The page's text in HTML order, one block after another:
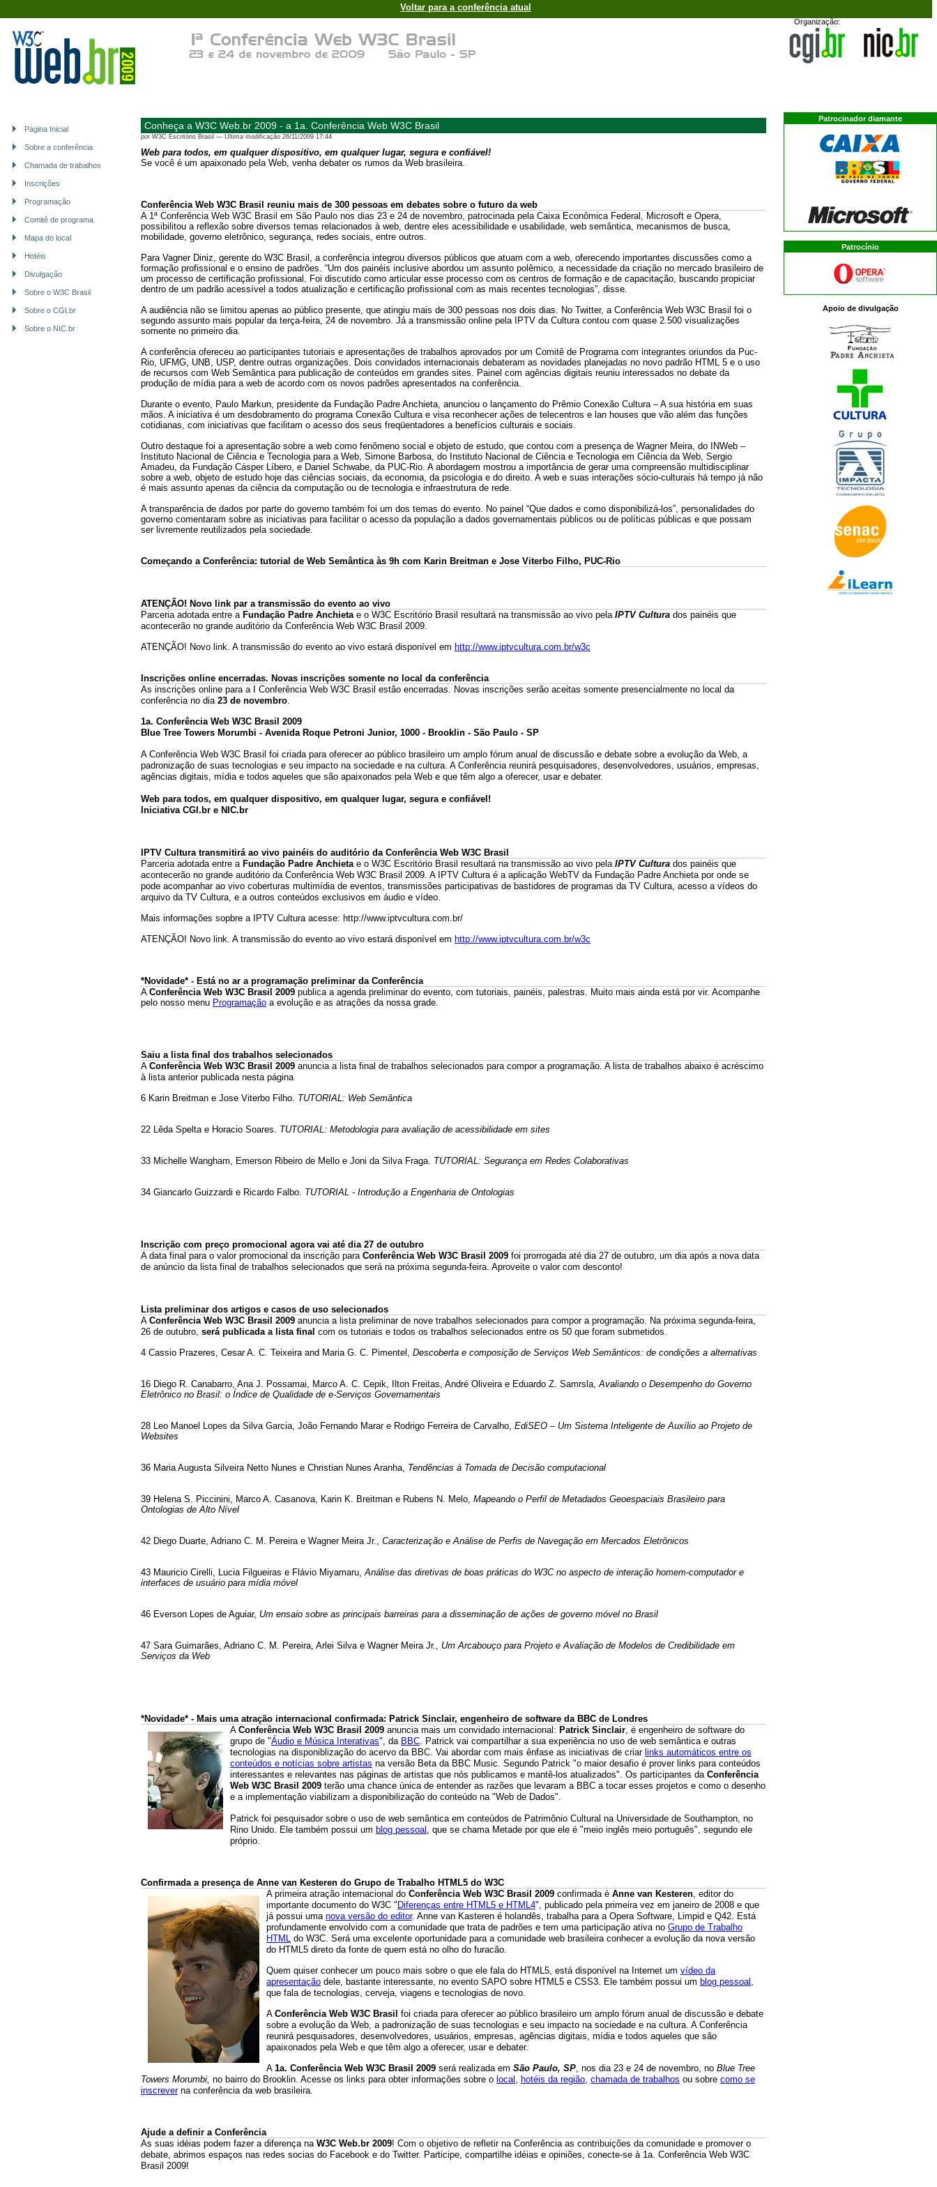
Voltar para a conferência atual
Organização:
Página Inicial
Sobre a conferência
Chamada de trabalhos
Inscrições
Programação
Comitê de programa
Mapa do local
Hotéis
Divulgação
Sobre o W3C Brasil
Sobre o CGI.br
Sobre o NIC.br
Conheça a W3C Web.br 2009 - a 1a. Conferência Web W3C Brasil
por W3C Escritório Brasil — Última modificação 26/11/2009 17:44
Web para todos, em qualquer dispositivo, em qualquer lugar, segura e confiável!
Se você é um apaixonado pela Web, venha debater os rumos da Web brasileira.
Conferência Web W3C Brasil reuniu mais de 300 pessoas em debates sobre o futuro da web
A 1ª Conferência Web W3C Brasil em São Paulo nos dias 23 e 24 de novembro, patrocinada pela Caixa Econômica Federal, Microsoft e Opera,
possibilitou a reflexão sobre diversos temas relacionados à web, dentre eles acessibilidade e usabilidade, web semântica, mecanismos de busca,
mobilidade, governo eletrônico, segurança, redes sociais, entre outros.
Para Vagner Diniz, gerente do W3C Brasil, a conferência integrou diversos públicos que atuam com a web, oferecendo importantes discussões como a
formação profissional e o ensino de padrões. “Um dos painéis inclusive abordou um assunto polêmico, a necessidade da criação no mercado brasileiro de
um processo de certificação profissional. Foi discutido como articular esse processo com os centros de formação e de capacitação, buscando propiciar
dentro de um padrão acessível a todos atualização e certificação profissional com as mais recentes tecnologias”, disse.
A audiência não se limitou apenas ao público presente, que atingiu mais de 300 pessoas nos dois dias. No Twitter, a Conferência Web W3C Brasil foi o
segundo assunto mais popular da terça-feira, 24 de novembro. Já a transmissão online pela IPTV da Cultura contou com quase 2.500 visualizações
somente no primeiro dia.
A conferência ofereceu ao participantes tutoriais e apresentações de trabalhos aprovados por um Comitê de Programa com integrantes oriundos da Puc-
Rio, UFMG, UNB, USP, dentre outras organizações. Dois convidados internacionais debateram as novidades planejadas no novo padrão HTML 5 e o uso
de recursos com Web Semântica para publicação de conteúdos em grandes sites. Painel com agências digitais reuniu interessados no debate da
produção de mídia para a web de acordo com os novos padrões apresentados na conferência.
Durante o evento, Paulo Markun, presidente da Fundação Padre Anchieta, anunciou o lançamento do Prêmio Conexão Cultura – A sua história em suas
mãos. A iniciativa é um desdobramento do programa Conexão Cultura e visa reconhecer ações de telecentros e lan houses que vão além das funções
cotidianas, com iniciativas que facilitam o acesso dos seus freqüentadores a benefícios culturais e sociais.
Outro destaque foi a apresentação sobre a web como fenômeno social e objeto de estudo, que contou com a presença de Wagner Meira, do INWeb –
Instituto Nacional de Ciência e Tecnologia para a Web, Simone Barbosa, do Instituto Nacional de Ciência e Tecnologia em Ciência da Web, Sergio
Amadeu, da Fundação Cásper Líbero, e Daniel Schwabe, da PUC-Rio. A abordagem mostrou a importância de gerar uma compreensão multidisciplinar
sobre a web, objeto de estudo hoje das ciências sociais, da economia, da psicologia e do direito. A web e suas interações sócio-culturais há tempo já não
é mais assunto apenas da ciência da computação ou de tecnologia e infraestrutura de rede.
A transparência de dados por parte do governo também foi um dos temas do evento. No painel “Que dados e como disponibilizá-los”, personalidades do
governo comentaram sobre as iniciativas para facilitar o acesso da população a dados governamentais públicos ou de políticas públicas e que possam
ser livremente reutilizados pela sociedade.
Começando a Conferência: tutorial de Web Semântica às 9h com Karin Breitman e Jose Viterbo Filho, PUC-Rio
ATENÇÃO! Novo link par a transmissão do evento ao vivo
Parceria adotada entre a Fundação Padre Anchietae o W3C Escritório Brasil resultará na transmissão ao vivo pela IPTV Cultura dos painéis que
acontecerão no grande auditório da Conferência Web W3C Brasil 2009.
ATENÇÃO! Novo link. A transmissão do evento ao vivo estará disponível em http://www.iptvcultura.com.br/w3c
Inscrições online encerradas. Novas inscrições somente no local da conferência
As inscrições online para a I Conferência Web W3C Brasil estão encerradas. Novas inscrições serão aceitas somente presencialmente no local da
conferência no dia 23 de novembro.
1a. Conferência Web W3C Brasil 2009
Blue Tree Towers Morumbi - Avenida Roque Petroni Junior, 1000 - Brooklin - São Paulo - SP
A Conferência Web W3C Brasil foi criada para oferecer ao público brasileiro um amplo fórum anual de discussão e debate sobre a evolução da Web, a
padronização de suas tecnologias e seu impacto na sociedade e na cultura. A Conferência reunirá pesquisadores, desenvolvedores, usuários, empresas,
agências digitais, mídia e todos aqueles que são apaixonados pela Web e que têm algo a oferecer, usar e debater.
Web para todos, em qualquer dispositivo, em qualquer lugar, segura e confiável!
Iniciativa CGI.br e NIC.br
IPTV Cultura transmitirá ao vivo painéis do auditório da Conferência Web W3C Brasil
Parceria adotada entre a Fundação Padre Anchieta e o W3C Escritório Brasil resultará na transmissão ao vivo pela IPTV Cultura dos painéis que
acontecerão no grande auditório da Conferência Web W3C Brasil 2009. A IPTV Cultura é a aplicação WebTV da Fundação Padre Anchieta por onde se
pode acompanhar ao vivo coberturas multimídia de eventos, transmissões participativas de bastidores de programas da TV Cultura, acesso a vídeos do
arquivo da TV Cultura, e a outros conteúdos exclusivos em áudio e vídeo.
Mais informações sopbre a IPTV Cultura acesse: http://www.iptvcultura.com.br/
ATENÇÃO! Novo link. A transmissão do evento ao vivo estará disponível em http://www.iptvcultura.com.br/w3c
*Novidade* - Está no ar a programação preliminar da Conferência
A Conferência Web W3C Brasil 2009 publica a agenda preliminar do evento, com tutoriais, painéis, palestras. Muito mais ainda está por vir. Acompanhe
pelo nosso menu Programação a evolução e as atrações da nossa grade.
Saiu a lista final dos trabalhos selecionados
A Conferência Web W3C Brasil 2009 anuncia a lista final de trabalhos selecionados para compor a programação. A lista de trabalhos abaixo é acréscimo
à lista anterior publicada nesta página
6 Karin Breitman e Jose Viterbo Filho. TUTORIAL: Web Semântica
22 Lêda Spelta e Horacio Soares. TUTORIAL: Metodologia para avaliação de acessibilidade em sites
33 Michelle Wangham, Emerson Ribeiro de Mello e Joni da Silva Fraga. TUTORIAL: Segurança em Redes Colaborativas
34 Giancarlo Guizzardi e Ricardo Falbo. TUTORIAL - Introdução a Engenharia de Ontologias
Inscrição com preço promocional agora vai até dia 27 de outubro
A data final para o valor promocional da inscrição para Conferência Web W3C Brasil 2009 foi prorrogada até dia 27 de outubro, um dia após a nova data
de anúncio da lista final de trabalhos selecionados que será na próxima segunda-feira. Aproveite o valor com desconto!
Lista preliminar dos artigos e casos de uso selecionados
A Conferência Web W3C Brasil 2009 anuncia a lista preliminar de nove trabalhos selecionados para compor a programação. Na próxima segunda-feira,
26 de outubro, será publicada a lista final com os tutoriais e todos os trabalhos selecionados entre os 50 que foram submetidos.
4 Cassio Prazeres, Cesar A. C. Teixeira and Maria G. C. Pimentel, Descoberta e composição de Serviços Web Semânticos: de condições a alternativas
16 Diego R. Canabarro, Ana J. Possamai, Marco A. C. Cepik, Ilton Freitas, André Oliveira e Eduardo Z. Samrsla, Avaliando o Desempenho do Governo
Eletrônico no Brasil: o Índice de Qualidade de e-Serviços Governamentais
28 Leo Manoel Lopes da Silva Garcia, João Fernando Marar e Rodrigo Ferreira de Carvalho, EdiSEO – Um Sistema Inteligente de Auxílio ao Projeto de
Websites
36 Maria Augusta Silveira Netto Nunes e Christian Nunes Aranha, Tendências à Tomada de Decisão computacional
39 Helena S. Piccinini, Marco A. Casanova, Karin K. Breitman e Rubens N. Melo, Mapeando o Perfil de Metadados Geoespaciais Brasileiro para
Ontologias de Alto Nível
42 Diego Duarte, Adriano C. M. Pereira e Wagner Meira Jr., Caracterização e Análise de Perfis de Navegação em Mercados Eletrônicos
43 Mauricio Cirelli, Lucia Filgueiras e Flávio Miyamaru,Análise das diretivas de boas práticas do W3C no aspecto de interação homem-computador e
interfaces de usuário para mídia móvel
46 Everson Lopes de Aguiar, Um ensaio sobre as principais barreiras para a disseminação de ações de governo móvel no Brasil
47 Sara Guimarães, Adriano C. M. Pereira, Arlei Silva e Wagner Meira Jr., Um Arcabouço para Projeto e Avaliação de Modelos de Credibilidade em
Serviços da Web
*Novidade* - Mais uma atração internacional confirmada: Patrick Sinclair, engenheiro de software da BBC de Londres
A Conferência Web W3C Brasil 2009 anuncia mais um convidado internacional: Patrick Sinclair, é engenheiro de software do
grupo de "Áudio e Música Interativas", da BBC. Patrick vai compartilhar a sua experiência no uso de web semântica e outras
tecnologias na disponiblização do acervo da BBC. Vai abordar com mais ênfase as iniciativas de criar links automáticos entre os
conteúdos e notícias sobre artistas na versão Beta da BBC Music. Segundo Patrick "o maior desafio é prover links para conteúdos
interessantes e relevantes nas páginas de artistas que nós publicamos e mantê-los atualizados". Os participantes da Conferência
Web W3C Brasil 2009 terão uma chance única de entender as razões que levaram a BBC a tocar esses projetos e como o desenho
e a implementação viabilizam a disponibilização do conteúdo na "Web de Dados".
Patrick foi pesquisador sobre o uso de web semântica em conteúdos de Patrimônio Cultural na Universidade de Southampton, no
Rino Unido. Ele também possui um blog pessoal , que se chama Metade por que ele é "meio inglês meio português", segundo ele
próprio.
Confirmada a presença de Anne van Kesteren do Grupo de Trabalho HTML5 do W3C
A primeira atração internacional do Conferência Web W3C Brasil 2009 confirmada é Anne van Kesteren , editor do
importante documento do W3C "Diferenças entre HTML5 e HTML4", publicado pela primeira vez em janeiro de 2008 e que
já possui uma nova versão do editor. Anne van Kasteren é holandês, trabalha para a Opera Software, Limpid e Q42. Está
profundamente envolvido com a comunidade que trata de padrões e tem uma participação ativa no Grupo de Trabalho
HTML do W3C. Será uma excelente oportunidade para a comunidade web brasileira conhecer a evolução da nova versão
do HTML5 direto da fonte de quem está no olho do furacão.
Quem quiser conhecer um pouco mais sobre o que ele fala do HTML5, está disponível na Internet um vídeo da
apresentação dele, bastante interessante, no evento SAPO sobre HTML5 e CSS3. Ele também possui um blog pessoal
que fala de tecnologias, cerveja, viagens e tecnologias de novo.
A Conferência Web W3C Brasil foi criada para oferecer ao público brasileiro um amplo fórum anual de discussão e debate
sobre a evolução da Web, a padronização de suas tecnologias e seu impacto na sociedade e na cultura. A Conferência
reunirá pesquisadores, desenvolvedores, usuários, empresas, agências digitais, mídia e todos aqueles que são
apaixonados pela Web e que têm algo a oferecer, usar e debater.
A 1a. Conferência Web W3C Brasil 2009 será realizada em São Paulo, SP , nos dia 23 e 24 de novembro, no Blue Tree
Towers Morumbi, no bairro do Brooklin. Acesse os links para obter informações sobre o local hotéis da região chamada de trabalhos ou sobre como se
inscreverna conferência da web brasileira.
Ajude a definir a Conferência
As suas idéias podem fazer a diferença na W3C Web.br 2009! Com o objetivo de refletir na Conferência as contribuições da comunidade e promover o
debate, abrimos espaços nas redes socias do Facebook e do Twitter. Participe, compartilhe idéias e opiniões, conecte-se à 1a. Conferência Web W3C
Brasil 2009!
Patrocinador diamante
Patrocínio
Apoio de divulgação